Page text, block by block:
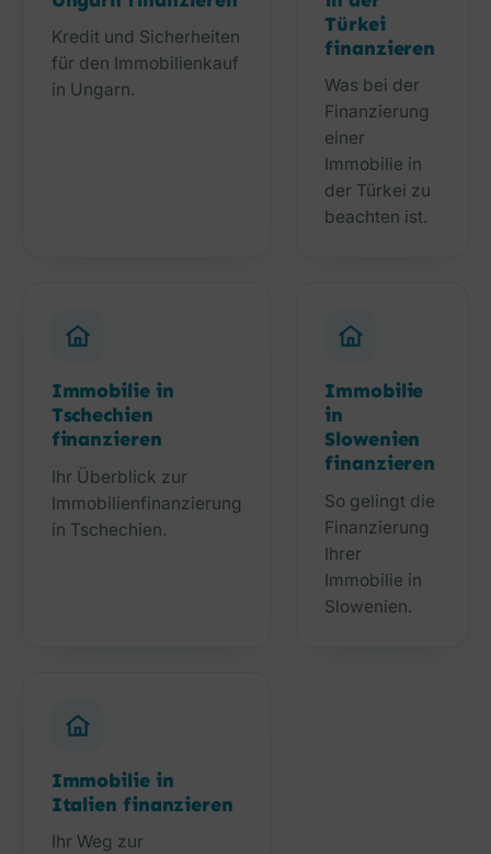
Kredit und Sicherheiten
für den Immobilienkauf
in Ungarn.
Türkei
finanzieren
Was bei der
Finanzierung
einer
Immobilie in
der Türkei zu
beachten ist.
Immobilie in
Tschechien
finanzieren
Ihr Überblick zur
Immobilienfinanzierung
in Tschechien.
Immobilie
in
Slowenien
finanzieren
So gelingt die
Finanzierung
Ihrer
Immobilie in
Slowenien.
Immobilie in
Italien finanzieren
Ihr Weg zur